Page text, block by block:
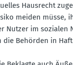
Hausrecht
meiden müsse,
Nutzer im sozialen
die Behörden in